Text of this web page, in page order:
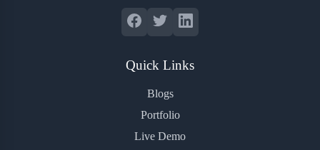
Quick Links
Blogs
Portfolio
Live Demo